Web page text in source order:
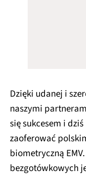
Dzięki udanej i
naszymi
się sukcesem i
zaoferować
biometryczną
bezgotówkowych